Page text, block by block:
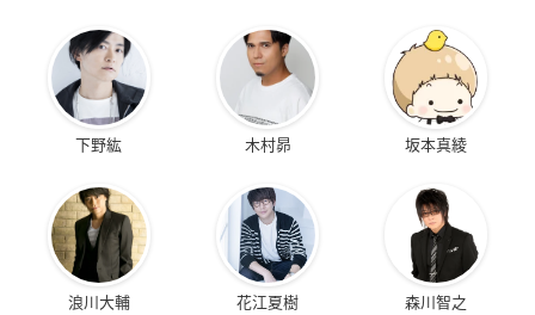
下野紘 木村昴 坂本真綾
浪川大輔 花江夏樹 森川智之